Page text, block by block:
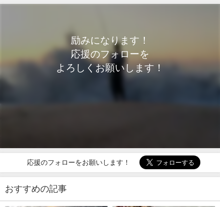
励みになります！
応援のフォローを
よろしくお願いします！
応援のフォローをお願いします！
おすすめの記事